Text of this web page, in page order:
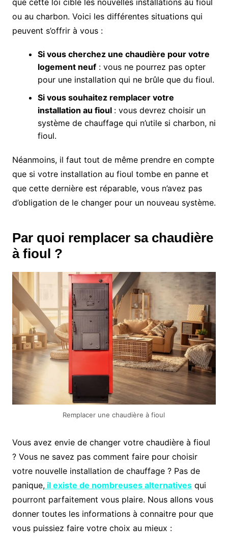
que cette loi cible les nouvelles installations au fioul
ou au charbon. Voici les différentes situations qui
peuvent s’offrir à vous :
Si vous cherchez une chaudière pour votre
logement neuf: vous ne pourrez pas opter
pour une installation qui ne brûle que du fioul.
Si vous souhaitez remplacer votre
installation au fioul : vous devrez choisir un
système de chauffage qui n’utile si charbon, ni
fioul.
Néanmoins, il faut tout de même prendre en compte
que si votre installation au fioul tombe en panne et
que cette dernière est réparable, vous n’avez pas
d’obligation de le changer pour un nouveau système.
Par quoi remplacer sa chaudière
à fioul ?
Remplacer une chaudière à fioul
Vous avez envie de changer votre chaudière à fioul
? Vous ne savez pas comment faire pour choisir
votre nouvelle installation de chauffage ? Pas de
panique,il existe de nombreuses alternativesqui
pourront parfaitement vous plaire. Nous allons vous
donner toutes les informations à connaitre pour que
vous puissiez faire votre choix au mieux :